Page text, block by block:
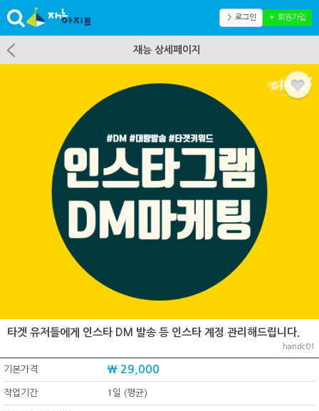
＞ 로그인 ＋ 회원가입
재능 상세페이지
타겟 유저들에게 인스타 DM 발송 등 인스타 계정 관리해드립니다.
handc01
기본가격 ₩ 29,000
작업기간 1일 (평균)